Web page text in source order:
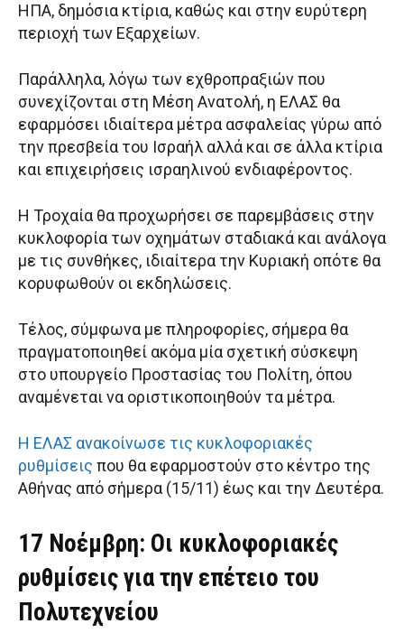
ΗΠΑ, δημόσια κτίρια, καθώς και στην ευρύτερη
περιοχή των Εξαρχείων.
Παράλληλα, λόγω των εχθροπραξιών που
συνεχίζονται στη Μέση Ανατολή, η ΕΛΑΣ θα
εφαρμόσει ιδιαίτερα μέτρα ασφαλείας γύρω από
την πρεσβεία του Ισραήλ αλλά και σε άλλα κτίρια
και επιχειρήσεις ισραηλινού ενδιαφέροντος.
H Τροχαία θα προχωρήσει σε παρεμβάσεις στην
κυκλοφορία των οχημάτων σταδιακά και ανάλογα
με τις συνθήκες, ιδιαίτερα την Κυριακή οπότε θα
κορυφωθούν οι εκδηλώσεις.
Τέλος, σύμφωνα με πληροφορίες, σήμερα θα
πραγματοποιηθεί ακόμα μία σχετική σύσκεψη
στο υπουργείο Προστασίας του Πολίτη, όπου
αναμένεται να οριστικοποιηθούν τα μέτρα.
Η ΕΛΑΣ ανακοίνωσε τις κυκλοφοριακές
ρυθμίσεις που θα εφαρμοστούν στο κέντρο της
Αθήνας από σήμερα (15/11) έως και την Δευτέρα.
17 Νοέμβρη: Οι κυκλοφοριακές
ρυθμίσεις για την επέτειο του
Πολυτεχνείου